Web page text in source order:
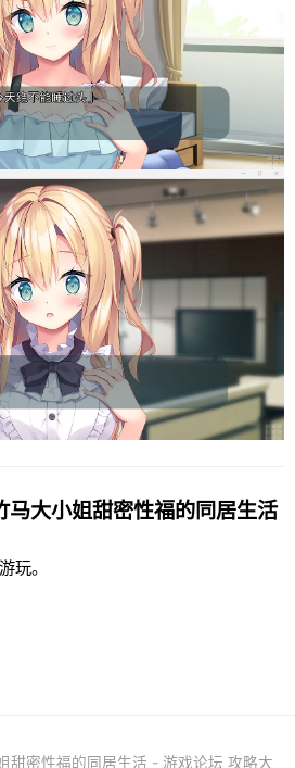
马大小姐甜密性福的同居生活
玩。
甜密性福的同居生活 - 游戏论坛 攻略大